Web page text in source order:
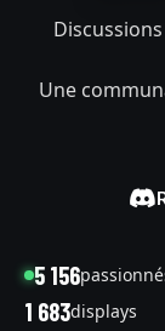
Une
5 156
1 683displays